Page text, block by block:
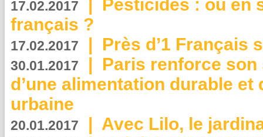
17.02.2017 | Pesticides : où en
français ?
17.02.2017 | Près d’1 Français
30.01.2017 | Paris renforce
d’une alimentation durable et
urbaine
20.01.2017 | Avec Lilo, le